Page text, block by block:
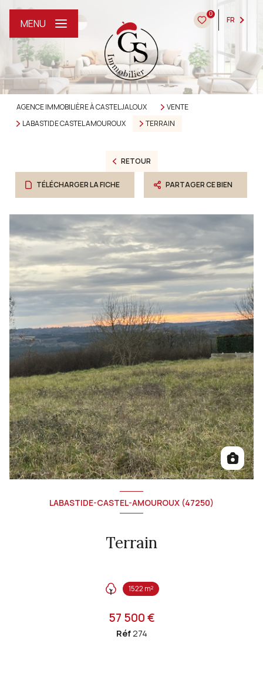
0
FR
MENU
AGENCE IMMOBILIÈRE À CASTELJALOUX
VENTE
LABASTIDE CASTEL AMOUROUX
TERRAIN
RETOUR
TÉLÉCHARGER LA FICHE PARTAGER CE BIEN
LABASTIDE-CASTEL-AMOUROUX (47250)
Terrain
1522 m²
57 500 €
Réf274